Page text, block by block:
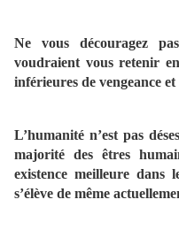
Ne vous découragez
voudraient vous retenir
inférieures de vengeance et
L’humanité n’est pas
majorité des êtres
existence meilleure dans
s’élève de même